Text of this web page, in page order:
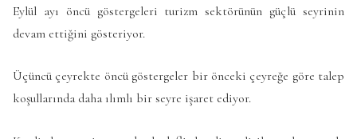
Eylül ayı öncü göstergeleri turizm sektörünün güçlü seyrinin
devam ettiğini gösteriyor.
Üçüncü çeyrekte öncü göstergeler bir önceki çeyreğe göre talep
koşullarında daha ılımlı bir seyre işaret ediyor.